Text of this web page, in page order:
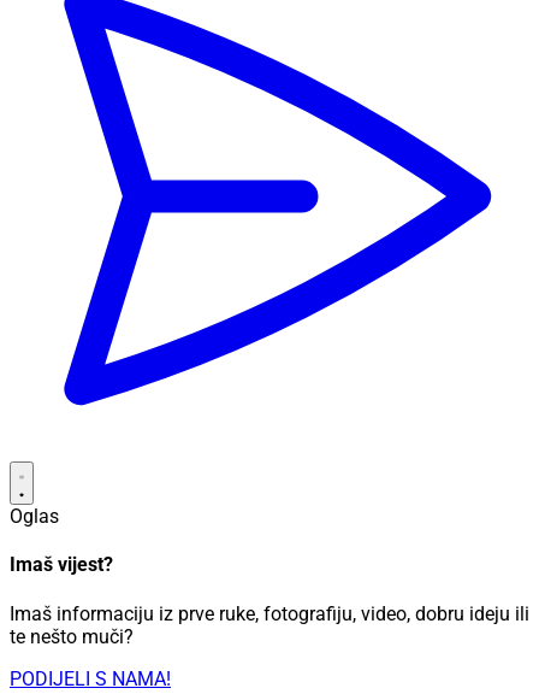
Oglas
Imaš vijest?
Imaš informaciju iz prve ruke, fotografiju, video, dobru ideju ili
te nešto muči?
PODIJELI S NAMA!